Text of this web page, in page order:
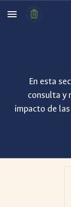
Skip to main
En esta
consulta y
impacto de las